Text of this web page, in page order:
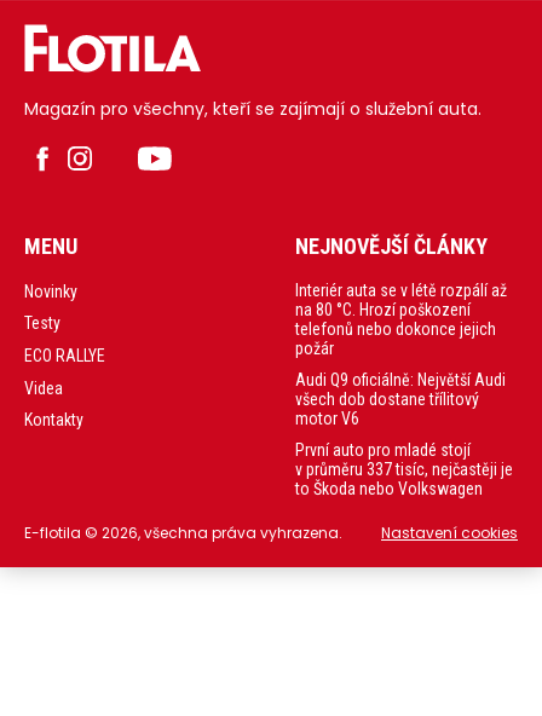
Magazín pro všechny, kteří se zajímají o služební auta.
MENU
Novinky
Testy
ECO RALLYE
Videa
Kontakty
NEJNOVĚJŠÍ ČLÁNKY
Interiér auta se v létě rozpálí až
na 80 °C. Hrozí poškození
telefonů nebo dokonce jejich
požár
Audi Q9 oficiálně: Největší Audi
všech dob dostane třílitový
motor V6
První auto pro mladé stojí
v průměru 337 tisíc, nejčastěji je
to Škoda nebo Volkswagen
E-flotila © 2026, všechna práva vyhrazena. Nastavení cookies